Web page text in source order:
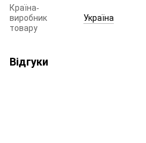
Країна-
виробник
товару
Україна
Відгуки